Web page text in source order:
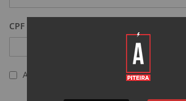
CPF
Assinar Newsletter